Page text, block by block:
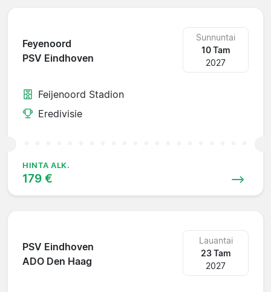
Feyenoord
PSV Eindhoven
Sunnuntai
10 Tam
2027
Feijenoord Stadion
Eredivisie
HINTA ALK.
179 €
PSV Eindhoven
ADO Den Haag
Lauantai
23 Tam
2027